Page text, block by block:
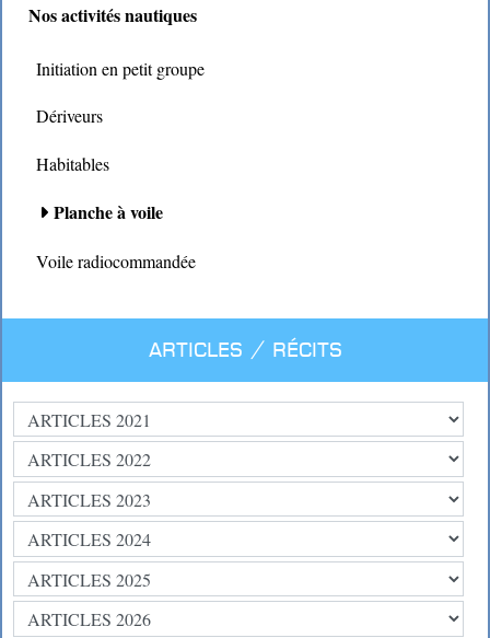
Nos activités nautiques
Initiation en petit groupe
Dériveurs
Habitables
Planche à voile
Voile radiocommandée
Articles / Récits